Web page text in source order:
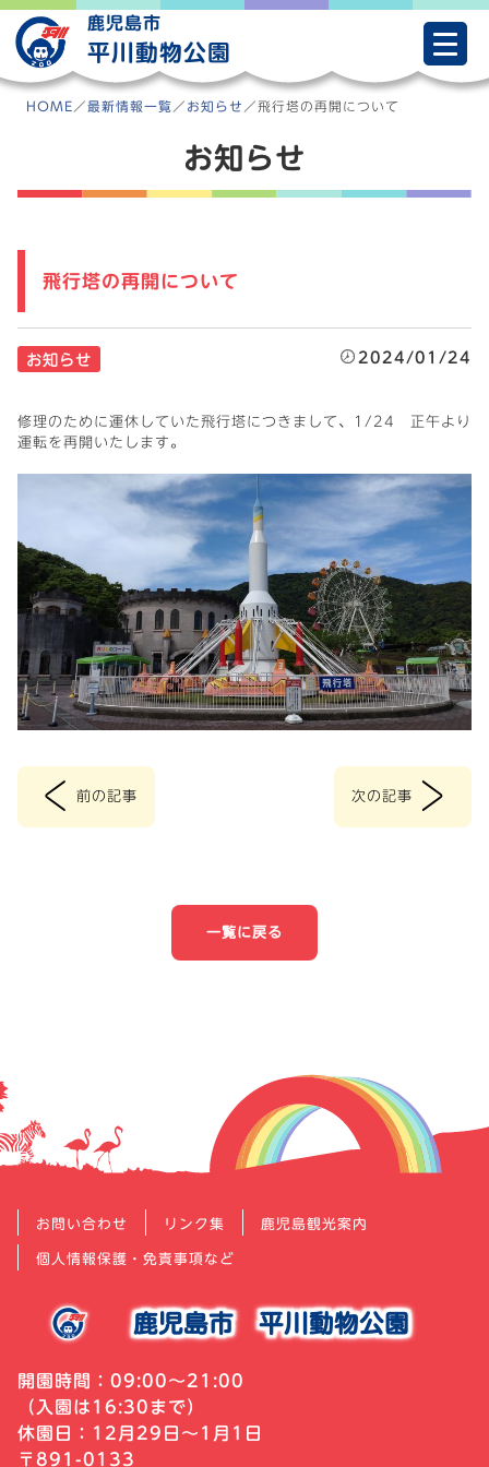
Skip
to
content
鹿児島市
平川動物公園
HOME ／最新情報一覧 ／ お知らせ ／飛行塔の再開について
お知らせ
飛行塔の再開について
お知らせ 2024/01/24
修理のために運休していた飛行塔につきまして、1/24 正午より
運転を再開いたします。
< 前の記事 次の記事 >
一覧に戻る
お問い合わせ リンク集 鹿児島観光案内
個人情報保護・免責事項など
鹿児島市平川動物公園
開園時間：09:00～21:00
（入園は16:30まで）
休園日：12月29日～1月1日
〒891-0133